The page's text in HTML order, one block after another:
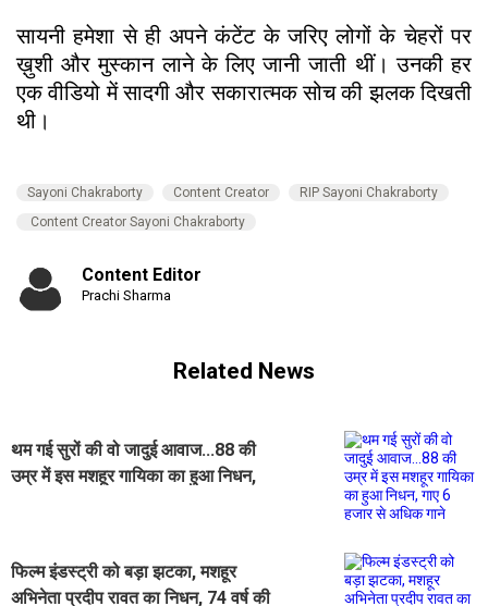
सायनी हमेशा से ही अपने कंटेंट के जरिए लोगों के चेहरों पर
ख़ुशी और मुस्कान लाने के लिए जानी जाती थीं। उनकी हर
एक वीडियो में सादगी और सकारात्मक सोच की झलक दिखती
थी।
Sayoni Chakraborty Content Creator
RIP Sayoni Chakraborty
Content Creator Sayoni Chakraborty
Content Editor
Prachi Sharma
Related News
थम गई सुरों की वो जादुई आवाज...88 की
उम्र में इस मशहूर गायिका का हुआ निधन,
फिल्म इंडस्ट्री को बड़ा झटका, मशहूर
अभिनेता प्रदीप रावत का निधन, 74 वर्ष की